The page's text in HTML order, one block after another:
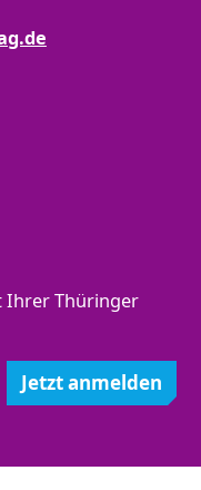
der Rechnung
Ihrer Thüringer
Jetzt anmelden